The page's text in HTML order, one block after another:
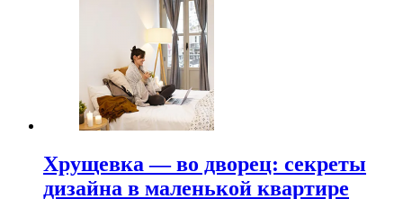
Хрущевка — во дворец: секреты
дизайна в маленькой квартире